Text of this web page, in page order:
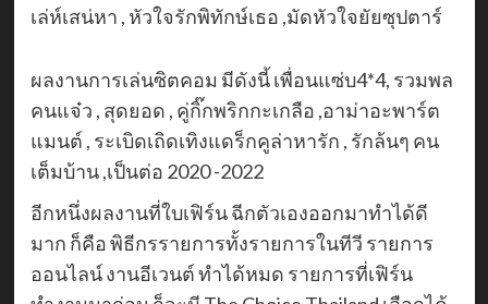
เล่ห์เสน่หา , หัวใจรักพิทักษ์เธอ ,มัดหัวใจยัยซุปตาร์
ผลงานการเล่นซิตคอม มีดังนี้ เพื่อนแซ่บ4*4, รวมพล
คนแจ๋ว , สุดยอด , คู่กิ๊กพริกกะเกลือ ,อาม่าอะพาร์ต
แมนต์ , ระเบิดเถิดเทิงแดร็กคูล่าหารัก , รักล้นๆ คน
เต็มบ้าน ,เป็นต่อ 2020 -2022
อีกหนึ่งผลงานที่ใบเฟิร์น ฉีกตัวเองออกมาทำได้ดี
มาก ก็คือ พิธีกรรายการทั้งรายการในทีวี รายการ
ออนไลน์ งานอีเวนต์ ทำได้หมด รายการที่เฟิร์น